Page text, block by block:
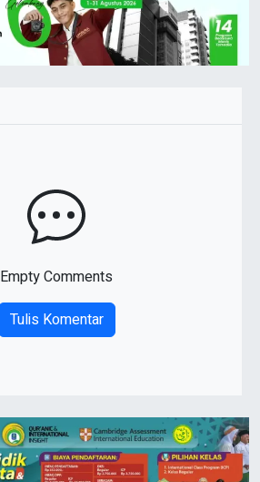
Empty Comments
Tulis Komentar